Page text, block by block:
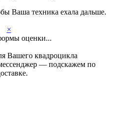
Ваша техника ехала дальше.
×
оценки...
Вашего квадроцикла
— подскажем по